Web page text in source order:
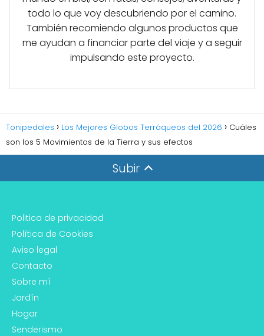
todo lo que voy descubriendo por el camino.
También recomiendo algunos productos que
me ayudan a financiar parte del viaje y a seguir
impulsando este proyecto.
Tonipedales Los Mejores Globos Terráqueos del 2026
Cuáles
son los 5 Movimientos de la Tierra y sus efectos
Subir
Politica de privacidad
Política de Cookies
Aviso legal
Contacto
Sobre mí
Jardín
Hogar
Senderismo